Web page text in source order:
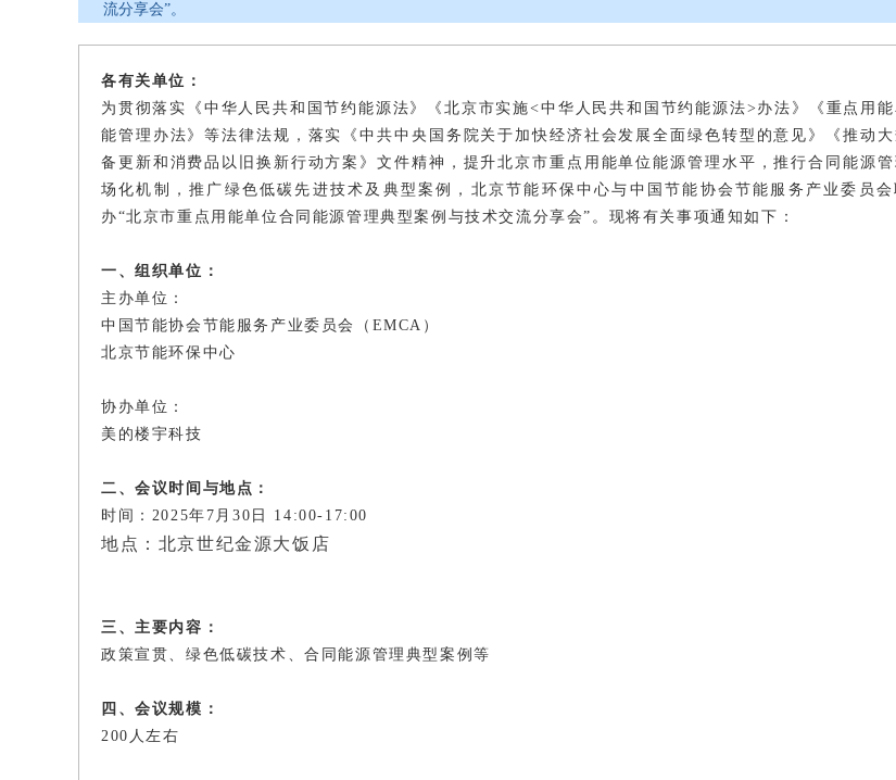
流分享会”。
各有关单位：
为贯彻落实《中华人民共和国节约能源法》《北京市实施<中华人民共和国节约能源法>办法》《重点用能
能管理办法》等法律法规，落实《中共中央国务院关于加快经济社会发展全面绿色转型的意见》《推动大
备更新和消费品以旧换新行动方案》文件精神，提升北京市重点用能单位能源管理水平，推行合同能源管
场化机制，推广绿色低碳先进技术及典型案例，北京节能环保中心与中国节能协会节能服务产业委员会
办“北京市重点用能单位合同能源管理典型案例与技术交流分享会”。现将有关事项通知如下：
一、组织单位：
主办单位：
中国节能协会节能服务产业委员会（EMCA）
北京节能环保中心
协办单位：
美的楼宇科技
二、会议时间与地点：
时间：2025年7月30日 14:00-17:00
地点： 北京世纪金源大饭店
三、主要内容：
政策宣贯、绿色低碳技术、合同能源管理典型案例等
四、会议规模：
200人左右